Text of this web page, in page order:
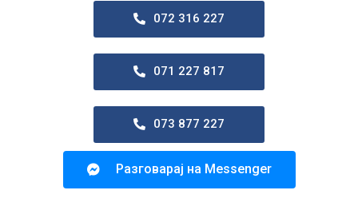
072 316 227
071 227 817
073 877 227
Разговарај на Messenger